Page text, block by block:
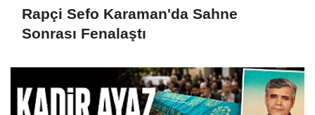
Rapçi Sefo Karaman'da Sahne
Sonrası Fenalaştı